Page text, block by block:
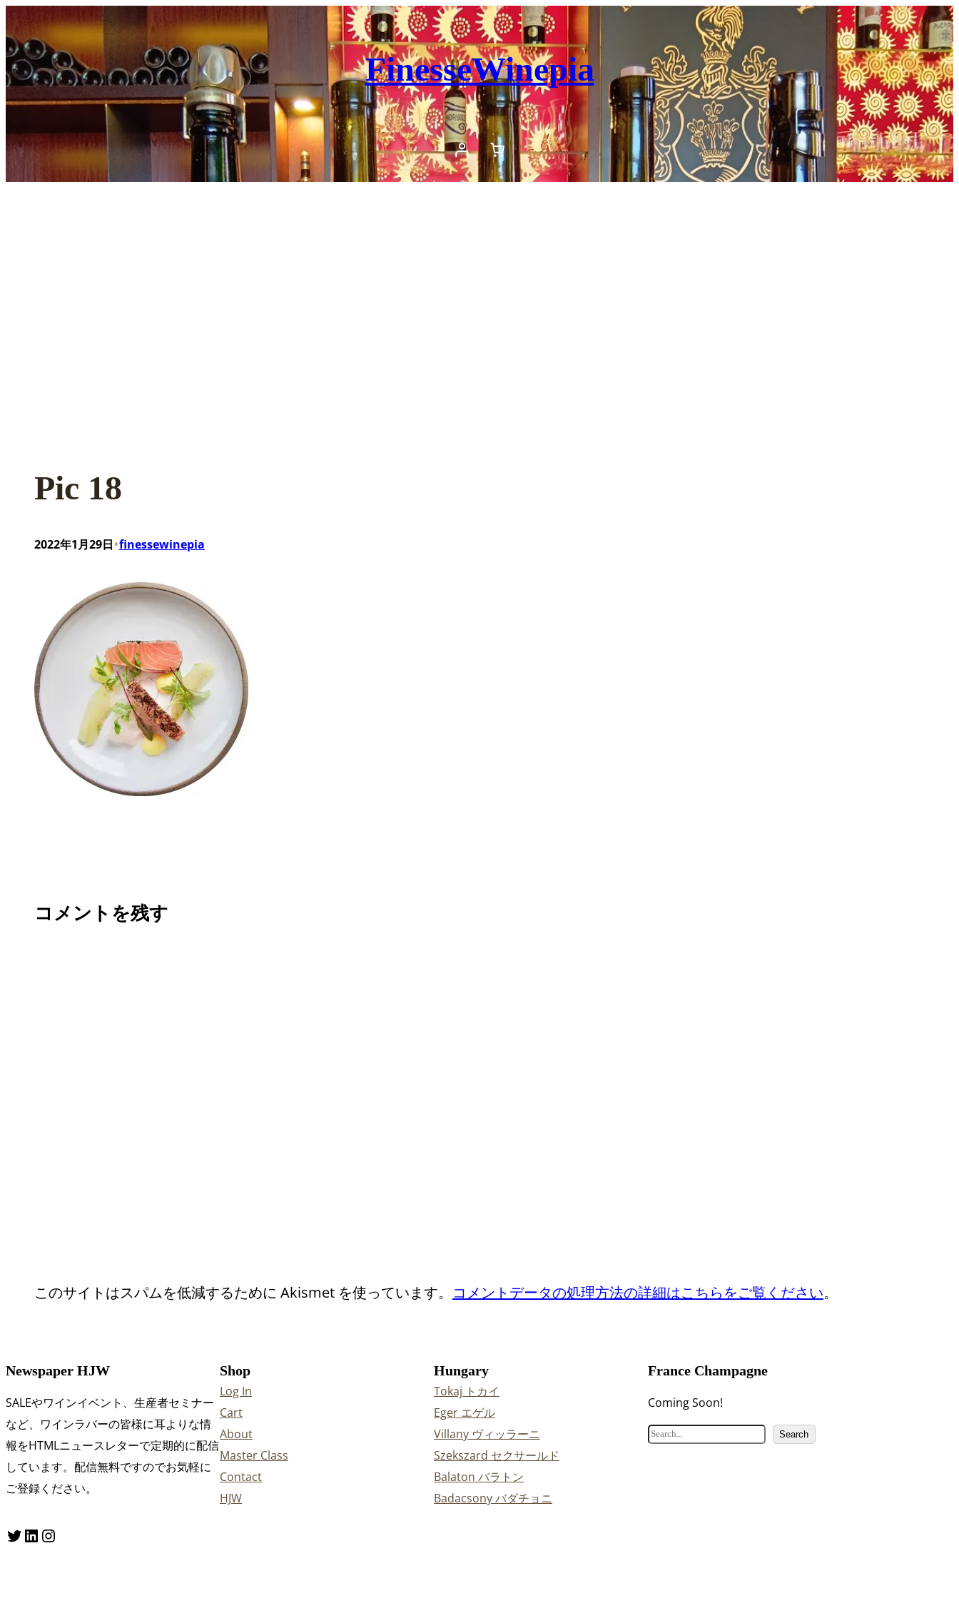
内
容
を
ス
キ
プ
FinesseWinepia
Pic 18
2022年1月29日•finessewinepia
コメントを残す
このサイトはスパムを低減するために Akismet を使っています。 コメントデータの処理方法の詳細はこちらをご覧ください。
Newspaper HJW
SALEやワインイベント、生産者セミナー
など、ワインラバーの皆様に耳よりな情
報をHTMLニュースレターで定期的に配信
しています。配信無料ですのでお気軽に
ご登録ください。
Twitter LinkedIn Instagram
Shop
Log In
Cart
About
Master Class
Contact
HJW
Hungary
Tokaj トカイ
Eger エゲル
Villany ヴィッラーニ
Szekszard セクサールド
Balaton バラトン
Badacsony バダチョニ
France Champagne
Coming Soon!
検
Search